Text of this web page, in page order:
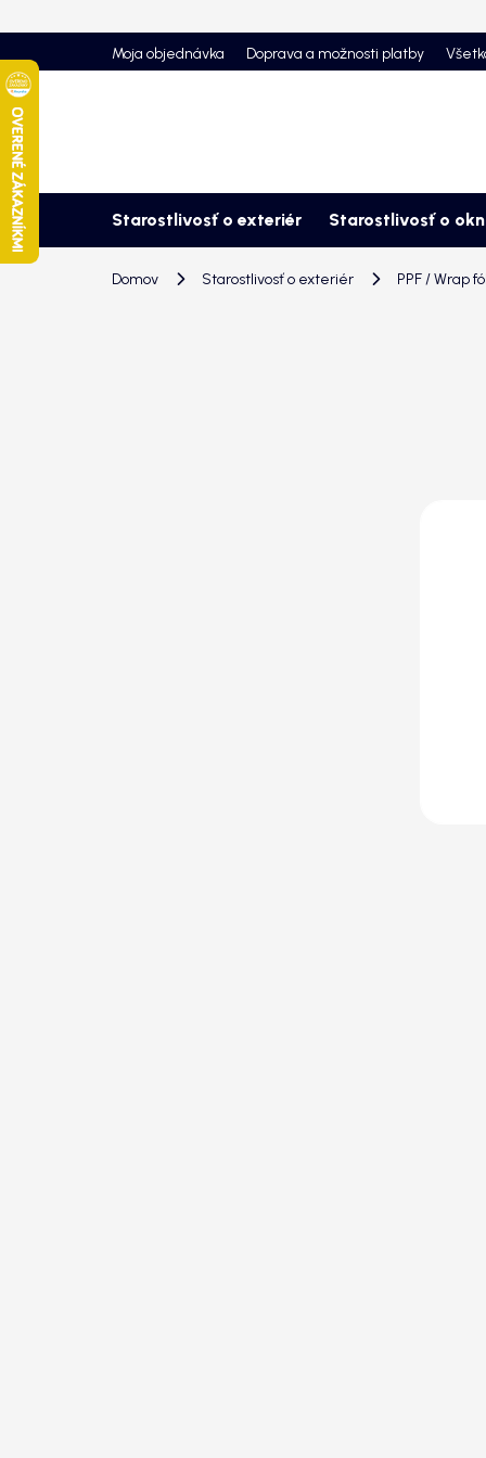
na
obsah
Moja objednávka Doprava a možnosti platby
Starostlivosť o exteriér Starostlivosť o
Domov Starostlivosť o exteriér PPF / Wrap